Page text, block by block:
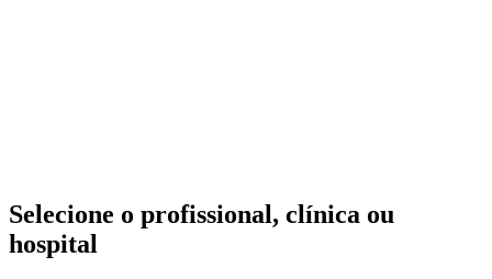
Selecione o profissional, clínica ou
hospital